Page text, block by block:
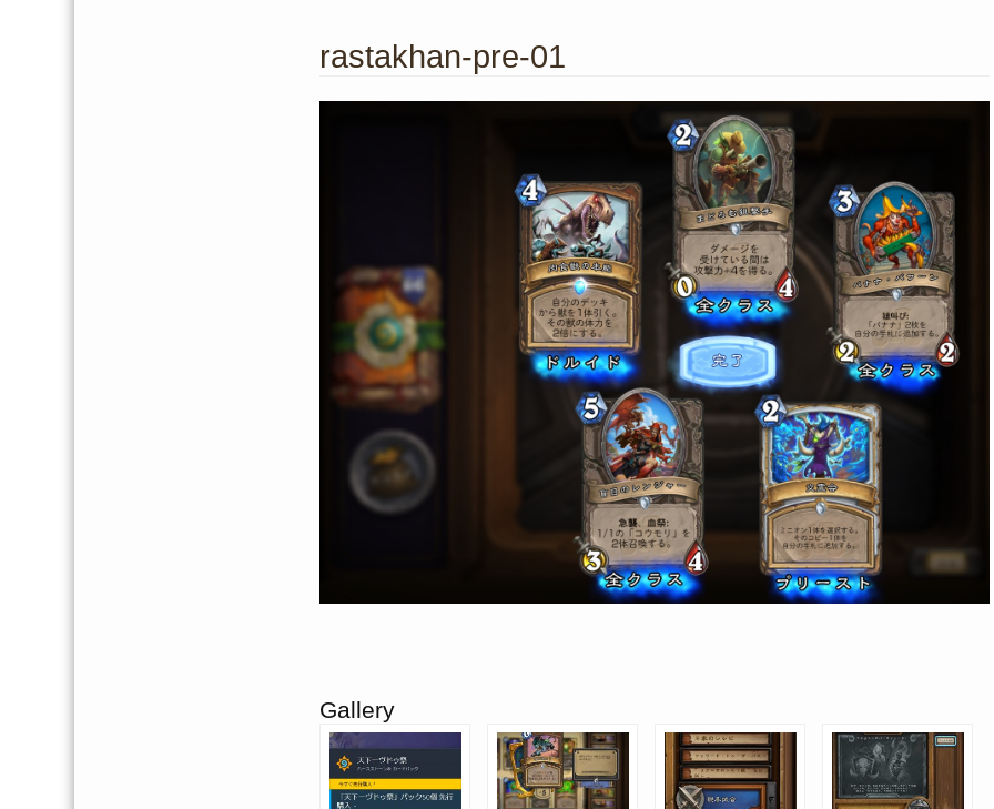
rastakhan-pre-01
Gallery